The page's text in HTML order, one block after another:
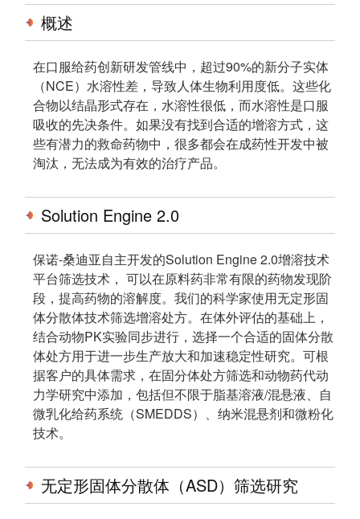
概述
在口服给药创新研发管线中，超过90%的新分子实体
（NCE）水溶性差，导致人体生物利用度低。这些化
合物以结晶形式存在，水溶性很低，而水溶性是口服
吸收的先决条件。如果没有找到合适的增溶方式，这
些有潜力的救命药物中，很多都会在成药性开发中被
淘汰，无法成为有效的治疗产品。
Solution Engine 2.0
保诺-桑迪亚自主开发的Solution Engine 2.0增溶技术
平台筛选技术， 可以在原料药非常有限的药物发现阶
段，提高药物的溶解度。我们的科学家使用无定形固
体分散体技术筛选增溶处方。在体外评估的基础上，
结合动物PK实验同步进行，选择一个合适的固体分散
体处方用于进一步生产放大和加速稳定性研究。可根
据客户的具体需求，在固分体处方筛选和动物药代动
力学研究中添加，包括但不限于脂基溶液/混悬液、自
微乳化给药系统（SMEDDS）、纳米混悬剂和微粉化
技术。
无定形固体分散体（ASD）筛选研究